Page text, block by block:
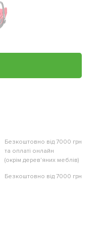
Безкоштовно від 7000 грн
та оплаті онлайн
(окрім дерев'яних меблів)
Безкоштовно від 7000 грн